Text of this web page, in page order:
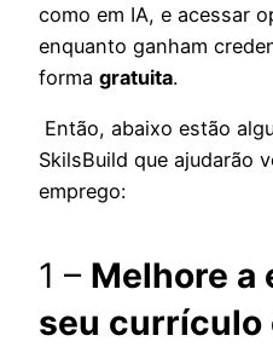
como em IA, e acessar
enquanto ganham
forma gratuita.
Então, abaixo estão
SkilsBuild que ajudarão
emprego:
1 – Melhore a
seu currículo